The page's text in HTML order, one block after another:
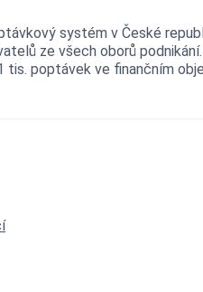
systém v České
ze všech oborů podnikání.
tis. poptávek ve finančním